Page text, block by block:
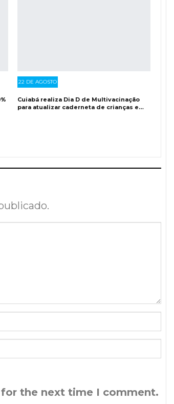
22 DE AGOSTO
Cuiabá realiza Dia D de Multivacinação
para atualizar caderneta de crianças e…
the next time I comment.